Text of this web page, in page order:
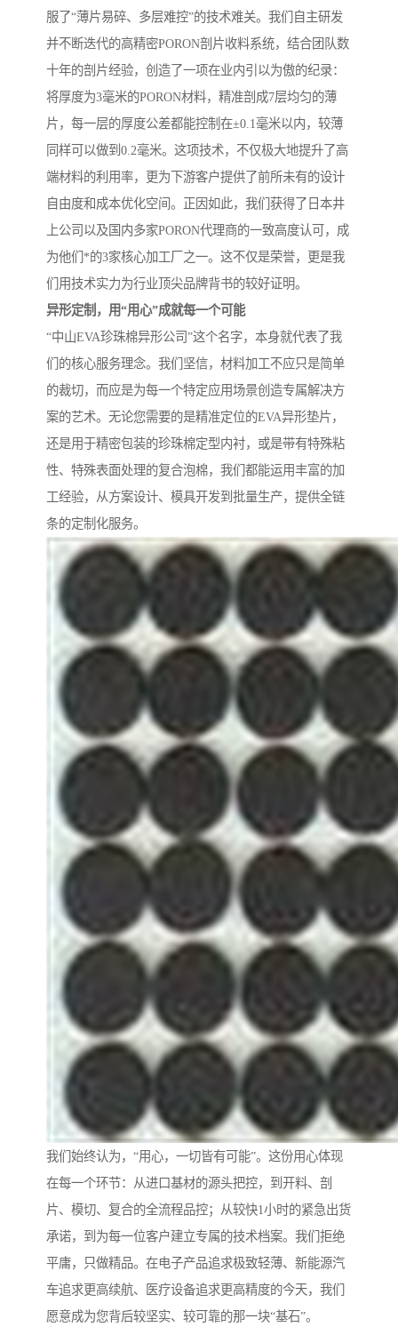
服了“薄片易碎、多层难控”的技术难关。我们自主研发
并不断迭代的高精密PORON剖片收料系统，结合团队数
十年的剖片经验，创造了一项在业内引以为傲的纪录：
将厚度为3毫米的PORON材料，精准剖成7层均匀的薄
片，每一层的厚度公差都能控制在±0.1毫米以内，较薄
同样可以做到0.2毫米。这项技术，不仅极大地提升了高
端材料的利用率，更为下游客户提供了前所未有的设计
自由度和成本优化空间。正因如此，我们获得了日本井
上公司以及国内多家PORON代理商的一致高度认可，成
为他们*的3家核心加工厂之一。这不仅是荣誉，更是我
们用技术实力为行业顶尖品牌背书的较好证明。
异形定制，用“用心”成就每一个可能
“中山EVA珍珠棉异形公司”这个名字，本身就代表了我
们的核心服务理念。我们坚信，材料加工不应只是简单
的裁切，而应是为每一个特定应用场景创造专属解决方
案的艺术。无论您需要的是精准定位的EVA异形垫片，
还是用于精密包装的珍珠棉定型内衬，或是带有特殊粘
性、特殊表面处理的复合泡棉，我们都能运用丰富的加
工经验，从方案设计、模具开发到批量生产，提供全链
条的定制化服务。
我们始终认为，“用心，一切皆有可能”。这份用心体现
在每一个环节：从进口基材的源头把控，到开料、剖
片、模切、复合的全流程品控；从较快1小时的紧急出货
承诺，到为每一位客户建立专属的技术档案。我们拒绝
平庸，只做精品。在电子产品追求极致轻薄、新能源汽
车追求更高续航、医疗设备追求更高精度的今天，我们
愿意成为您背后较坚实、较可靠的那一块“基石”。